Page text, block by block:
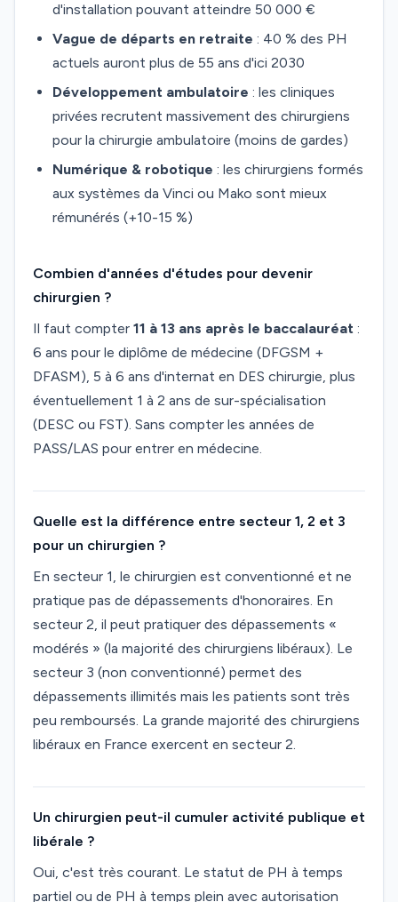
d'installation pouvant atteindre 50 000 €
Vague de départs en retraite : 40 % des PH
actuels auront plus de 55 ans d'ici 2030
Développement ambulatoire : les cliniques
privées recrutent massivement des chirurgiens
pour la chirurgie ambulatoire (moins de gardes)
Numérique & robotique : les chirurgiens formés
aux systèmes da Vinci ou Mako sont mieux
rémunérés (+10-15 %)
Combien d'années d'études pour devenir
chirurgien ?
Il faut compter 11 à 13 ans après le baccalauréat :
6 ans pour le diplôme de médecine (DFGSM +
DFASM), 5 à 6 ans d'internat en DES chirurgie, plus
éventuellement 1 à 2 ans de sur-spécialisation
(DESC ou FST). Sans compter les années de
PASS/LAS pour entrer en médecine.
Quelle est la différence entre secteur 1, 2 et 3
pour un chirurgien ?
En secteur 1, le chirurgien est conventionné et ne
pratique pas de dépassements d'honoraires. En
secteur 2, il peut pratiquer des dépassements «
modérés » (la majorité des chirurgiens libéraux). Le
secteur 3 (non conventionné) permet des
dépassements illimités mais les patients sont très
peu remboursés. La grande majorité des chirurgiens
libéraux en France exercent en secteur 2.
Un chirurgien peut-il cumuler activité publique et
libérale ?
Oui, c'est très courant. Le statut de PH à temps
partiel ou de PH à temps plein avec autorisation